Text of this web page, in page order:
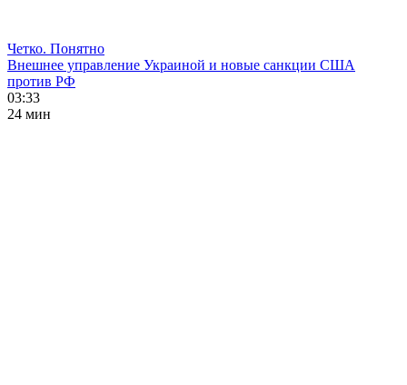
Четко. Понятно
Внешнее управление Украиной и новые санкции США
против РФ
03:33
24 мин